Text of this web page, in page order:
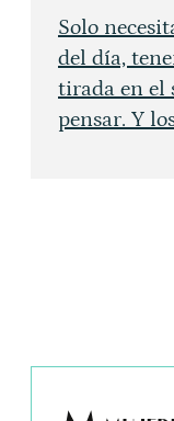
Solo
del día,
tirada en el
pensar. Y